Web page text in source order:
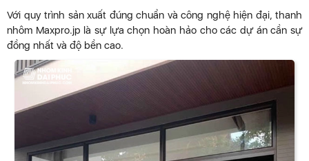
Với quy trình sản xuất đúng chuẩn và công nghệ hiện đại, thanh
nhôm Maxpro.jp là sự lựa chọn hoàn hảo cho các dự án cần sự
đồng nhất và độ bền cao.